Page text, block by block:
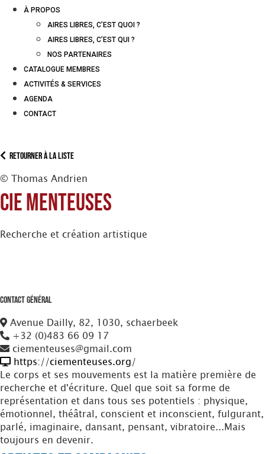
À PROPOS
AIRES LIBRES, C’EST QUOI ?
AIRES LIBRES, C’EST QUI ?
NOS PARTENAIRES
CATALOGUE MEMBRES
ACTIVITÉS & SERVICES
AGENDA
CONTACT
Retourner à la liste
© Thomas Andrien
Cie Menteuses
Recherche et création artistique
Contact Général
Avenue Dailly, 82, 1030, schaerbeek
+32 (0)483 66 09 17
ciementeuses@gmail.com
https://ciementeuses.org/
Le corps et ses mouvements est la matière première de
recherche et d'écriture. Quel que soit sa forme de
représentation et dans tous ses potentiels : physique,
émotionnel, théâtral, conscient et inconscient, fulgurant,
parlé, imaginaire, dansant, pensant, vibratoire...Mais
toujours en devenir.